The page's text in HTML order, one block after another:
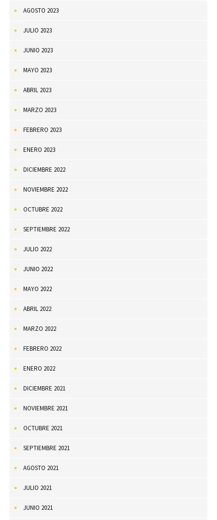
AGOSTO 2023
JULIO 2023
JUNIO 2023
MAYO 2023
ABRIL 2023
MARZO 2023
FEBRERO 2023
ENERO 2023
DICIEMBRE 2022
NOVIEMBRE 2022
OCTUBRE 2022
SEPTIEMBRE 2022
JULIO 2022
JUNIO 2022
MAYO 2022
ABRIL 2022
MARZO 2022
FEBRERO 2022
ENERO 2022
DICIEMBRE 2021
NOVIEMBRE 2021
OCTUBRE 2021
SEPTIEMBRE 2021
AGOSTO 2021
JULIO 2021
JUNIO 2021